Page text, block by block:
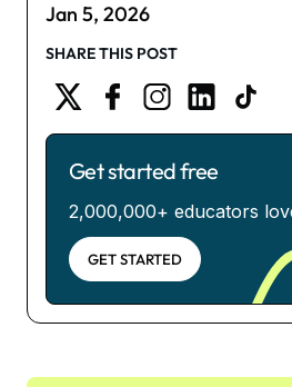
Jan 5, 2026
SHARE THIS POST
Get started free
2,000,000+ educators
GET STARTED